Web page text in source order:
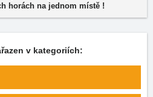
horách na jednom místě !
v kategoriích: